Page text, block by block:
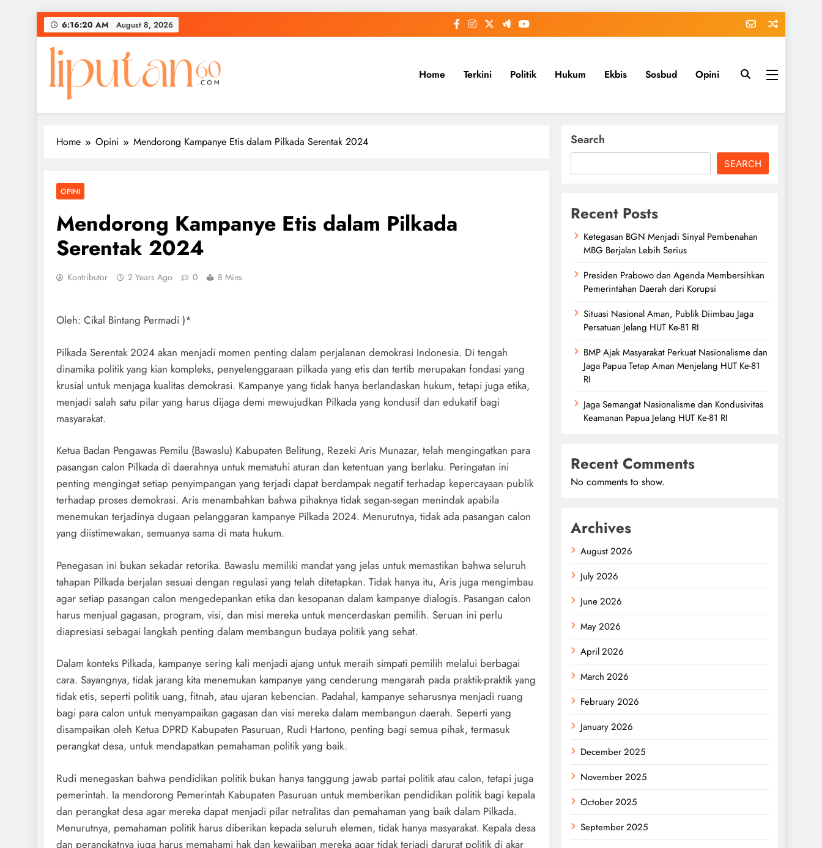
Skip
to
content
6:16:21 AM August 8, 2026
Home Terkini Politik Hukum Ekbis Sosbud Opini
Home Opini Mendorong Kampanye Etis dalam Pilkada Serentak 2024
OPINI
Mendorong Kampanye Etis dalam Pilkada
Serentak 2024
Kontributor 2 Years Ago 0 8 Mins
Oleh: Cikal Bintang Permadi )*
Pilkada Serentak 2024 akan menjadi momen penting dalam perjalanan demokrasi Indonesia. Di tengah
dinamika politik yang kian kompleks, penyelenggaraan pilkada yang etis dan tertib merupakan fondasi yang
krusial untuk menjaga kualitas demokrasi. Kampanye yang tidak hanya berlandaskan hukum, tetapi juga etika,
menjadi salah satu pilar yang harus dijaga demi mewujudkan Pilkada yang kondusif dan edukatif bagi
masyarakat.
Ketua Badan Pengawas Pemilu (Bawaslu) Kabupaten Belitung, Rezeki Aris Munazar, telah mengingatkan para
pasangan calon Pilkada di daerahnya untuk mematuhi aturan dan ketentuan yang berlaku. Peringatan ini
penting mengingat setiap penyimpangan yang terjadi dapat berdampak negatif terhadap kepercayaan publik
terhadap proses demokrasi. Aris menambahkan bahwa pihaknya tidak segan-segan menindak apabila
menemukan terjadinya dugaan pelanggaran kampanye Pilkada 2024. Menurutnya, tidak ada pasangan calon
yang diistimewakan, semuanya sama di mata hukum.
Penegasan ini bukan sekadar retorika. Bawaslu memiliki mandat yang jelas untuk memastikan bahwa seluruh
tahapan Pilkada berjalan sesuai dengan regulasi yang telah ditetapkan. Tidak hanya itu, Aris juga mengimbau
agar setiap pasangan calon mengedepankan etika dan kesopanan dalam kampanye dialogis. Pasangan calon
harus menjual gagasan, program, visi, dan misi mereka untuk mencerdaskan pemilih. Seruan ini perlu
diapresiasi sebagai langkah penting dalam membangun budaya politik yang sehat.
Dalam konteks Pilkada, kampanye sering kali menjadi ajang untuk meraih simpati pemilih melalui berbagai
cara. Sayangnya, tidak jarang kita menemukan kampanye yang cenderung mengarah pada praktik-praktik yang
tidak etis, seperti politik uang, fitnah, atau ujaran kebencian. Padahal, kampanye seharusnya menjadi ruang
bagi para calon untuk menyampaikan gagasan dan visi mereka dalam membangun daerah. Seperti yang
disampaikan oleh Ketua DPRD Kabupaten Pasuruan, Rudi Hartono, penting bagi semua pihak, termasuk
perangkat desa, untuk mendapatkan pemahaman politik yang baik.
Rudi menegaskan bahwa pendidikan politik bukan hanya tanggung jawab partai politik atau calon, tetapi juga
pemerintah. Ia mendorong Pemerintah Kabupaten Pasuruan untuk memberikan pendidikan politik bagi kepala
dan perangkat desa agar mereka dapat menjadi pilar netralitas dan pemahaman yang baik dalam Pilkada.
Menurutnya, pemahaman politik harus diberikan kepada seluruh elemen, tidak hanya masyarakat. Kepala desa
dan perangkatnya juga harus memahami hak dan kewajiban mereka agar tidak terjadi darurat politik di akar
Search
SEARCH
Recent Posts
Ketegasan BGN Menjadi Sinyal Pembenahan
MBG Berjalan Lebih Serius
Presiden Prabowo dan Agenda Membersihkan
Pemerintahan Daerah dari Korupsi
Situasi Nasional Aman, Publik Diimbau Jaga
Persatuan Jelang HUT Ke-81 RI
BMP Ajak Masyarakat Perkuat Nasionalisme dan
Jaga Papua Tetap Aman Menjelang HUT Ke-81
RI
Jaga Semangat Nasionalisme dan Kondusivitas
Keamanan Papua Jelang HUT Ke-81 RI
Recent Comments
No comments to show.
Archives
August 2026
July 2026
June 2026
May 2026
April 2026
March 2026
February 2026
January 2026
December 2025
November 2025
October 2025
September 2025